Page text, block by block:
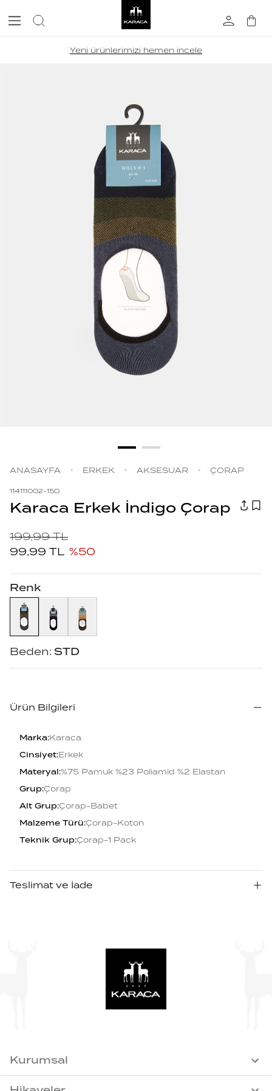
Yeni ürünlerimizi hemen incele
ANASAYFA ERKEK AKSESUAR ÇORAP
114111002-150
Karaca Erkek İndigo Çorap
199,99 TL
99,99 TL %50
Renk
Beden: STD
Ürün Bilgileri
Marka:Karaca
Cinsiyet:Erkek
Materyal:%75 Pamuk %23 Poliamid %2 Elastan
Grup:Çorap
Alt Grup:Çorap-Babet
Malzeme Türü:Çorap-Koton
Teknik Grup:Çorap-1 Pack
Teslimat ve İade
Kurumsal